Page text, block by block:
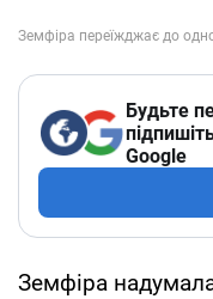
Будьте
Google
Земфіра